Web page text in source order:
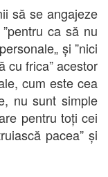
să se angajeze
ca să nu
și ”nici
cu frica” acestor
cum este cea
nu sunt simple
pentru toți cei
pacea” și